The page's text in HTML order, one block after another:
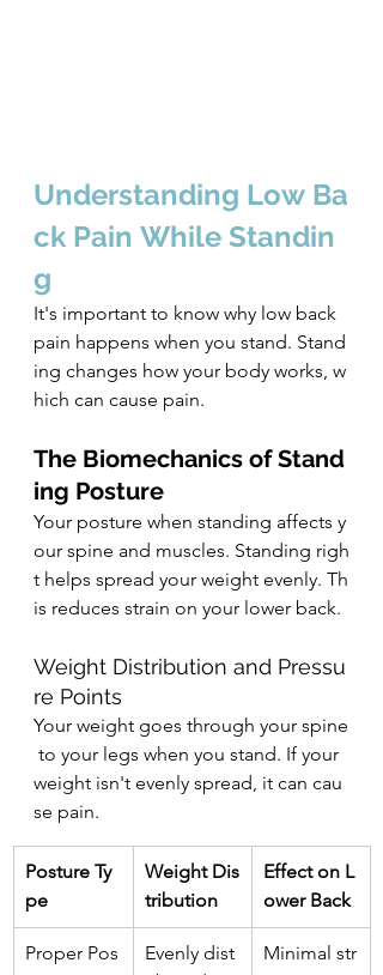
Understanding Low Ba
ck Pain While Standin
g
It's important to know why low back
pain happens when you stand. Stand
ing changes how your body works, w
hich can cause pain.
The Biomechanics of Stand
ing Posture
Your posture when standing affects y
our spine and muscles. Standing righ
t helps spread your weight evenly. Th
is reduces strain on your lower back.
Weight Distribution and Pressu
re Points
Your weight goes through your spine
to your legs when you stand. If your
weight isn't evenly spread, it can cau
se pain.
Posture Ty
pe
Weight Dis
tribution
Effect on L
ower Back
Proper Pos
Evenly dist
Minimal str